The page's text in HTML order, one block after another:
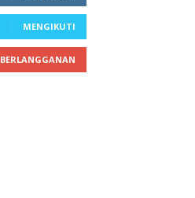
MENGIKUTI
BERLANGGANAN